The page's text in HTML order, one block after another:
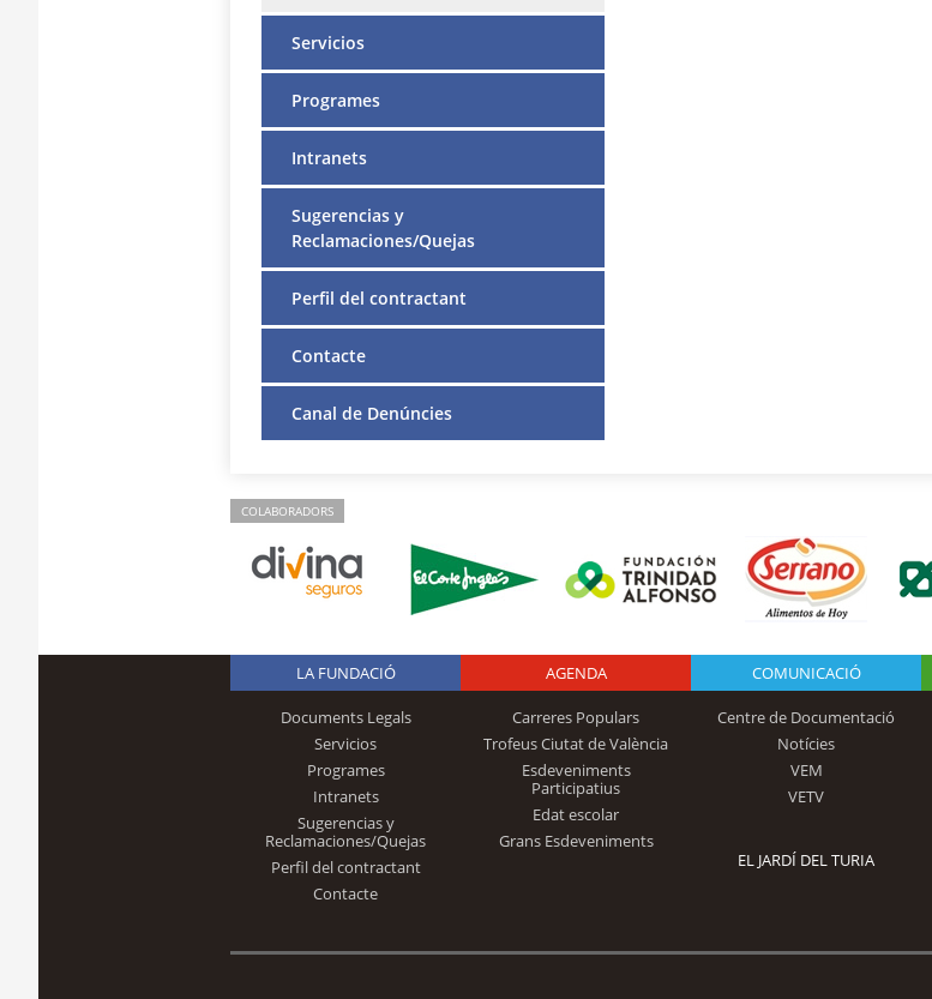
Servicios
Programes
Intranets
Sugerencias y
Reclamaciones/Quejas
Perfil del contractant
Contacte
Canal de Denúncies
COLABORADORS
Logo Fundación
Trinidad Alfonso
LA FUNDACIÓ
Documents Legals
Servicios
Programes
Intranets
Sugerencias y
Reclamaciones/Quejas
Perfil del contractant
Contacte
AGENDA
Carreres Populars
Trofeus Ciutat de València
Esdeveniments
Participatius
Edat escolar
Grans Esdeveniments
COMUNICACIÓ
Centre de Documentació
Notícies
VEM
VETV
EL JARDÍ DEL TURIA